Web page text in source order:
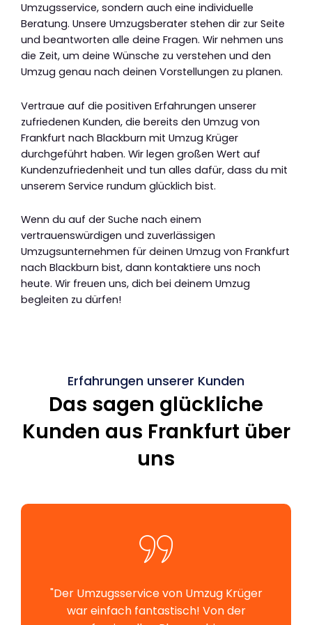
Umzugsservice, sondern auch eine individuelle
Beratung. Unsere Umzugsberater stehen dir zur Seite
und beantworten alle deine Fragen. Wir nehmen uns
die Zeit, um deine Wünsche zu verstehen und den
Umzug genau nach deinen Vorstellungen zu planen.
Vertraue auf die positiven Erfahrungen unserer
zufriedenen Kunden, die bereits den Umzug von
Frankfurt nach Blackburn mit Umzug Krüger
durchgeführt haben. Wir legen großen Wert auf
Kundenzufriedenheit und tun alles dafür, dass du mit
unserem Service rundum glücklich bist.
Wenn du auf der Suche nach einem
vertrauenswürdigen und zuverlässigen
Umzugsunternehmen für deinen Umzug von Frankfurt
nach Blackburn bist, dann kontaktiere uns noch
heute. Wir freuen uns, dich bei deinem Umzug
begleiten zu dürfen!
Erfahrungen unserer Kunden
Das sagen glückliche
Kunden aus Frankfurt über
uns
"Der Umzugsservice von Umzug Krüger
war einfach fantastisch! Von der